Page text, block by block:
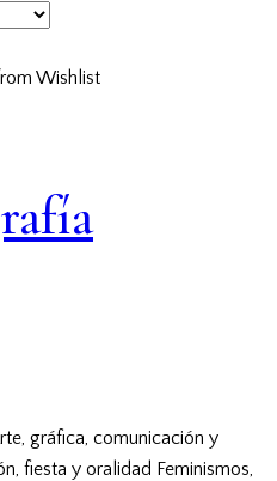
Wishlist
gráfica, comunicación y
fiesta y oralidad Feminismos,